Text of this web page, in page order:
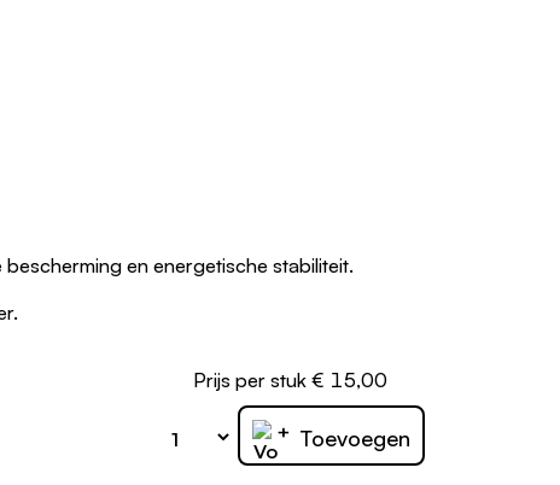
en energetische stabiliteit.
Prijs per stuk € 15,00
+ Toevoegen